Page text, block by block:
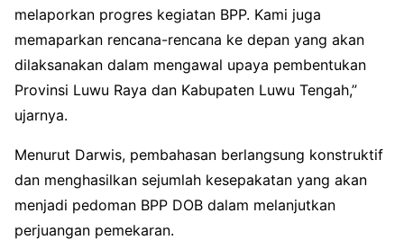
melaporkan progres kegiatan BPP. Kami juga
memaparkan rencana-rencana ke depan yang akan
dilaksanakan dalam mengawal upaya pembentukan
Provinsi Luwu Raya dan Kabupaten Luwu Tengah,”
ujarnya.
Menurut Darwis, pembahasan berlangsung konstruktif
dan menghasilkan sejumlah kesepakatan yang akan
menjadi pedoman BPP DOB dalam melanjutkan
perjuangan pemekaran.